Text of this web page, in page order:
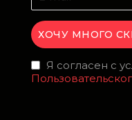
Я согласен с